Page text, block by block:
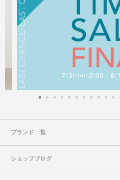
ブランド一覧
ショップブログ